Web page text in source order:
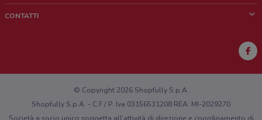
Lavora con noi
Richieste commerciali e marketing
CONTATTI
Hai un malfunzionamento sul web o sull'app?
© Copyright 2026 Shopfully S.p.A.
Shopfully S.p.A. - C.F / P. Iva 03156531208 REA: MI-2029270